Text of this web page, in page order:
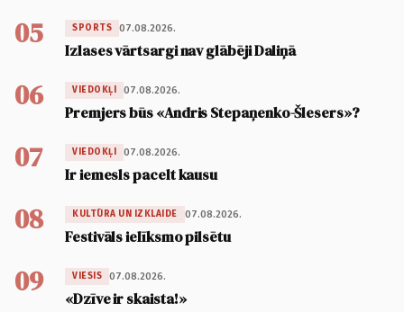
05 SPORTS 07.08.2026.
Izlases vārtsargi nav glābēji Daliņā
06 VIEDOKĻI 07.08.2026.
Premjers būs «Andris Stepaņenko-Šlesers»?
07 VIEDOKĻI 07.08.2026.
Ir iemesls pacelt kausu
08 KULTŪRA UN IZKLAIDE 07.08.2026.
Festivāls ielīksmo pilsētu
09 VIESIS 07.08.2026.
«Dzīve ir skaista!»